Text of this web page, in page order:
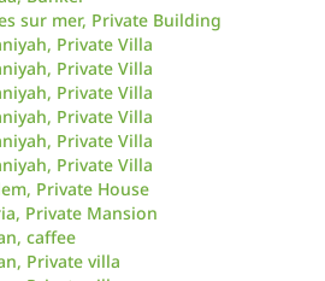
sur mer, Private Building
Private Villa
Private Villa
Private Villa
Private Villa
Private Villa
Private Villa
Private House
Private Mansion
caffee
Private villa